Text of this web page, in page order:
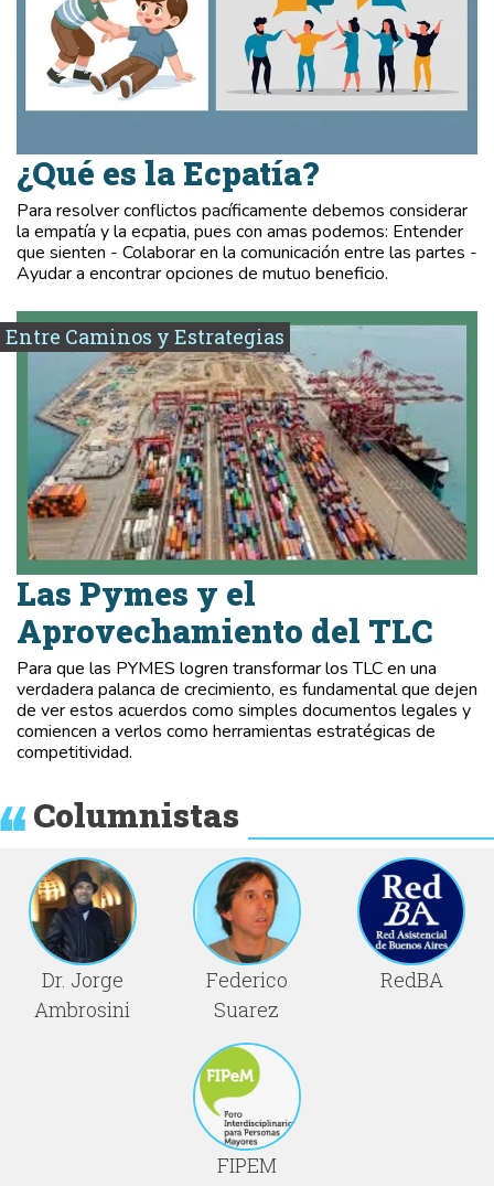
¿Qué es la Ecpatía?
Para resolver conflictos pacíficamente debemos considerar
la empatía y la ecpatia, pues con amas podemos: Entender
que sienten - Colaborar en la comunicación entre las partes -
Ayudar a encontrar opciones de mutuo beneficio.
Entre Caminos y Estrategias
Las Pymes y el
Aprovechamiento del TLC
Para que las PYMES logren transformar los TLC en una
verdadera palanca de crecimiento, es fundamental que dejen
de ver estos acuerdos como simples documentos legales y
comiencen a verlos como herramientas estratégicas de
competitividad.
Columnistas
Dr. Jorge
Ambrosini
Federico
Suarez
RedBA
FIPEM